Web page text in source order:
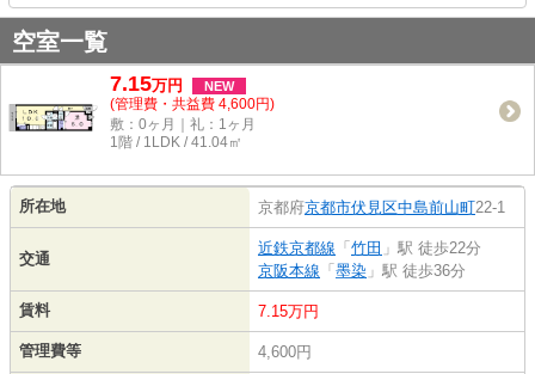
空室一覧
7.15万円 NEW
(管理費・共益費 4,600円)
敷：0ヶ月｜礼：1ヶ月
1階 / 1LDK / 41.04㎡
所在地 京都府京都市伏見区中島前山町22-1
交通
近鉄京都線 「 竹田 」駅 徒歩22分
京阪本線 「 墨染 」駅 徒歩36分
賃料 7.15万円
管理費等 4,600円